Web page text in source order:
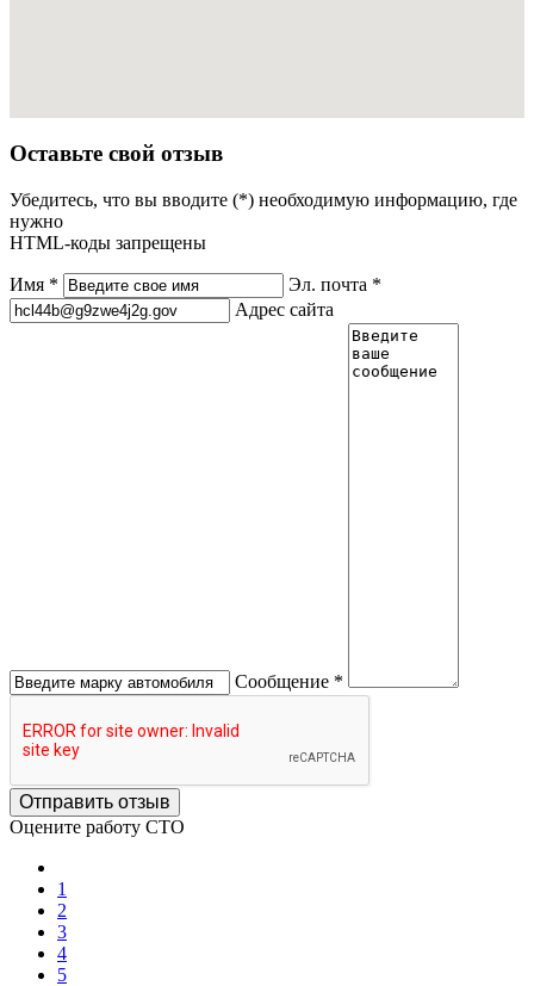
Оставьте свой отзыв
Убедитесь, что вы вводите (*) необходимую информацию, где
нужно
HTML-коды запрещены
Имя *
Эл. почта *
Адрес сайта
Сообщение *
Отправить отзыв
Оцените работу СТО
1
2
3
4
5